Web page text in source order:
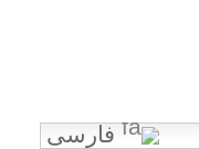
فارسی